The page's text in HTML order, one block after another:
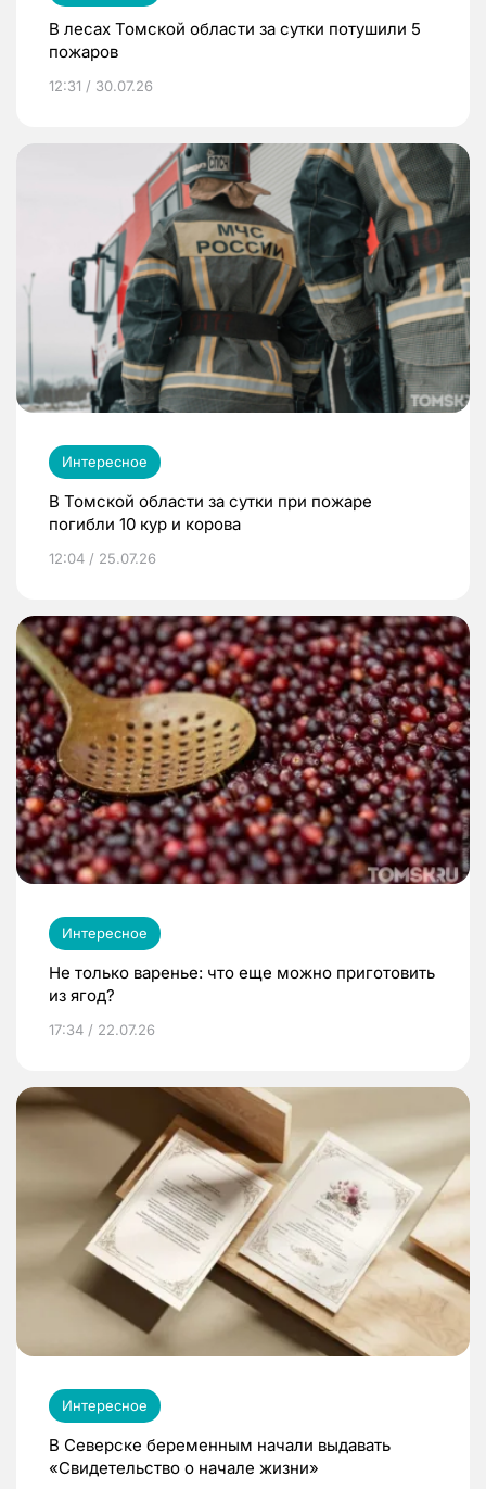
В лесах Томской области за сутки потушили 5
пожаров
12:31 / 30.07.26
Интересное
В Томской области за сутки при пожаре
погибли 10 кур и корова
12:04 / 25.07.26
Интересное
Не только варенье: что еще можно приготовить
из ягод?
17:34 / 22.07.26
Интересное
В Северске беременным начали выдавать
«Свидетельство о начале жизни»